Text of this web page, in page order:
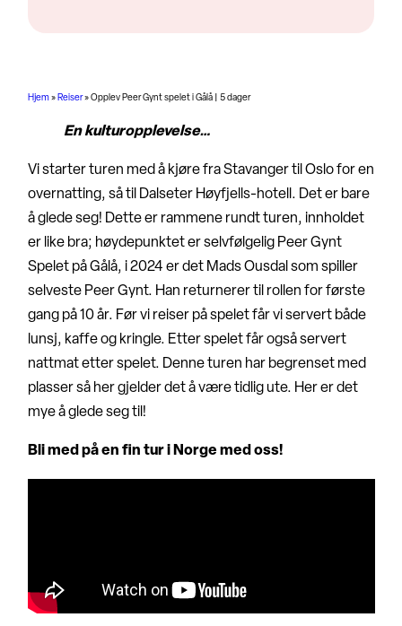
Hjem» Reiser»Opplev Peer Gynt spelet i Gålå | 5 dager
En kulturopplevelse…
Vi starter turen med å kjøre fra Stavanger til Oslo for en
overnatting, så til Dalseter Høyfjells-hotell. Det er bare
å glede seg! Dette er rammene rundt turen, innholdet
er like bra; høydepunktet er selvfølgelig Peer Gynt
Spelet på Gålå, i 2024 er det Mads Ousdal som spiller
selveste Peer Gynt. Han returnerer til rollen for første
gang på 10 år. Før vi reiser på spelet får vi servert både
lunsj, kaffe og kringle. Etter spelet får også servert
nattmat etter spelet. Denne turen har begrenset med
plasser så her gjelder det å være tidlig ute. Her er det
mye å glede seg til!
Bli med på en fin tur i Norge med oss!